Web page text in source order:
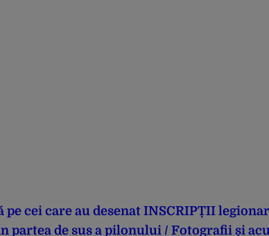
cei care au desenat INSCRIPȚII
partea de sus a pilonului / Fotografii și